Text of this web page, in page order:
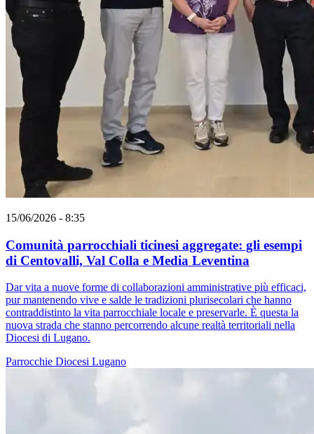
15/06/2026 - 8:35
Comunità parrocchiali ticinesi aggregate: gli esempi
di Centovalli, Val Colla e Media Leventina
Dar vita a nuove forme di collaborazioni amministrative più efficaci,
pur mantenendo vive e salde le tradizioni plurisecolari che hanno
contraddistinto la vita parrocchiale locale e preservarle. È questa la
nuova strada che stanno percorrendo alcune realtà territoriali nella
Diocesi di Lugano.
Parrocchie Diocesi Lugano